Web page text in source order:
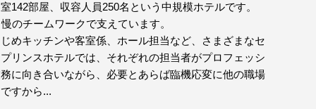
142部屋、収容人員250名という中規模ホテルです。
のチームワークで支えています。
めキッチンや客室係、ホール担当など、さまざまなセ
リンスホテルでは、それぞれの担当者がプロフェッシ
に向き合いながら、必要とあらば臨機応変に他の職場
すから...